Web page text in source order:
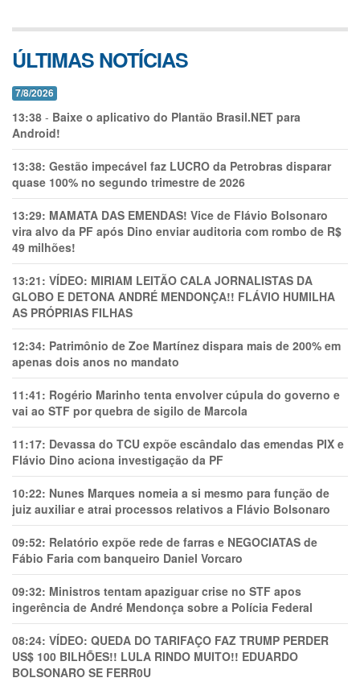
ÚLTIMAS NOTÍCIAS
7/8/2026
13:38 - Baixe o aplicativo do Plantão Brasil.NET para
Android!
13:38: Gestão impecável faz LUCRO da Petrobras disparar
quase 100% no segundo trimestre de 2026
13:29: MAMATA DAS EMENDAS! Vice de Flávio Bolsonaro
vira alvo da PF após Dino enviar auditoria com rombo de R$
49 milhões!
13:21: VÍDEO: MIRIAM LEITÃO CALA JORNALISTAS DA
GLOBO E DETONA ANDRÉ MENDONÇA!! FLÁVIO HUMILHA
AS PRÓPRIAS FILHAS
12:34: Patrimônio de Zoe Martínez dispara mais de 200% em
apenas dois anos no mandato
11:41: Rogério Marinho tenta envolver cúpula do governo e
vai ao STF por quebra de sigilo de Marcola
11:17: Devassa do TCU expõe escândalo das emendas PIX e
Flávio Dino aciona investigação da PF
10:22: Nunes Marques nomeia a si mesmo para função de
juiz auxiliar e atrai processos relativos a Flávio Bolsonaro
09:52: Relatório expõe rede de farras e NEGOCIATAS de
Fábio Faria com banqueiro Daniel Vorcaro
09:32: Ministros tentam apaziguar crise no STF apos
ingerência de André Mendonça sobre a Polícia Federal
08:24: VÍDEO: QUEDA DO TARIFAÇO FAZ TRUMP PERDER
US$ 100 BILHÕES!! LULA RINDO MUITO!! EDUARDO
BOLSONARO SE FERR0U